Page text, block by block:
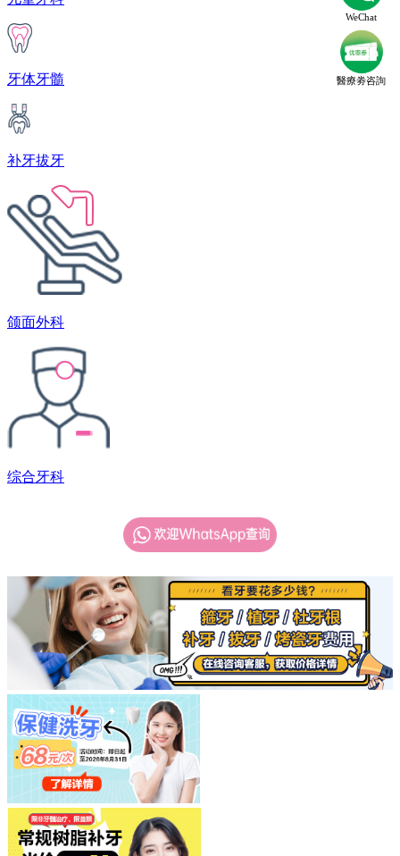
WeChat
醫療劵咨詢
牙体牙髓
补牙拔牙
颌面外科
综合牙科